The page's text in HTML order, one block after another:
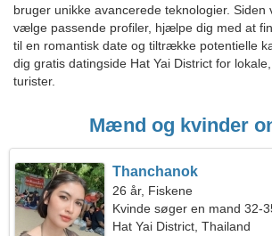
bruger unikke avancerede teknologier.
vælge passende profiler, hjælpe dig med at
til en romantisk date og tiltrække potentielle
dig gratis datingside Hat Yai District for
turister.
Mænd og kvinder
Thanchanok
26 år, Fiskene
Kvinde søger en mand 32-
Hat Yai District, Thailand